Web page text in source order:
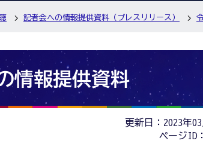
記者会への情報提供資料（プレスリリース）
情報提供資料
更新日：2023年03
ページID：